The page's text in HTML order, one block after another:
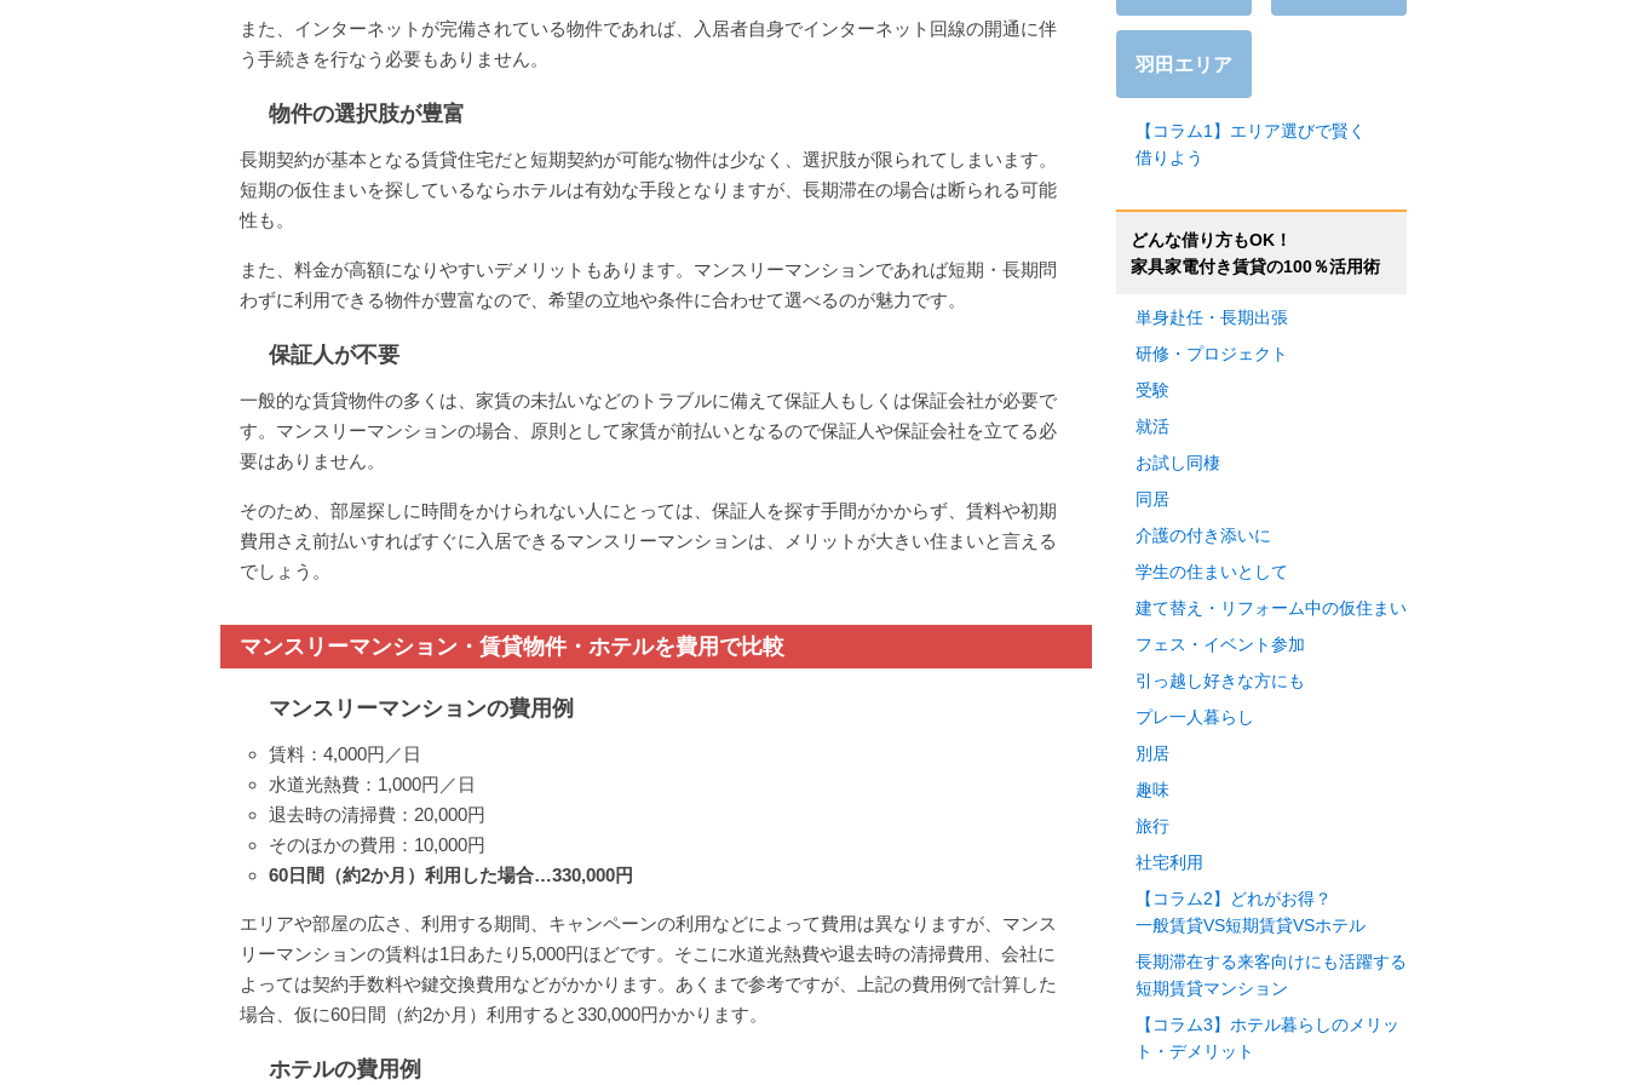
また、インターネットが完備されている物件であれば、入居者自身でインターネット回線の開通に伴
う手続きを行なう必要もありません。
物件の選択肢が豊富
長期契約が基本となる賃貸住宅だと短期契約が可能な物件は少なく、選択肢が限られてしまいます。
短期の仮住まいを探しているならホテルは有効な手段となりますが、長期滞在の場合は断られる可能
性も。
また、料金が高額になりやすいデメリットもあります。マンスリーマンションであれば短期・長期問
わずに利用できる物件が豊富なので、希望の立地や条件に合わせて選べるのが魅力です。
保証人が不要
一般的な賃貸物件の多くは、家賃の未払いなどのトラブルに備えて保証人もしくは保証会社が必要で
す。マンスリーマンションの場合、原則として家賃が前払いとなるので保証人や保証会社を立てる必
要はありません。
そのため、部屋探しに時間をかけられない人にとっては、保証人を探す手間がかからず、賃料や初期
費用さえ前払いすればすぐに入居できるマンスリーマンションは、メリットが大きい住まいと言える
でしょう。
マンスリーマンション・賃貸物件・ホテルを費用で比較
マンスリーマンションの費用例
賃料：4,000円／日
水道光熱費：1,000円／日
退去時の清掃費：20,000円
そのほかの費用：10,000円
60日間（約2か月）利用した場合…330,000円
エリアや部屋の広さ、利用する期間、キャンペーンの利用などによって費用は異なりますが、マンス
リーマンションの賃料は1日あたり5,000円ほどです。そこに水道光熱費や退去時の清掃費用、会社に
よっては契約手数料や鍵交換費用などがかかります。あくまで参考ですが、上記の費用例で計算した
場合、仮に60日間（約2か月）利用すると330,000円かかります。
ホテルの費用例
羽田エリア
【コラム1】エリア選びで賢く
借りよう
どんな借り方もOK！
家具家電付き賃貸の100％活用術
単身赴任・長期出張
研修・プロジェクト
受験
就活
お試し同棲
同居
介護の付き添いに
学生の住まいとして
建て替え・リフォーム中の仮住まい
フェス・イベント参加
引っ越し好きな方にも
プレ一人暮らし
別居
趣味
旅行
社宅利用
【コラム2】どれがお得？
一般賃貸VS短期賃貸VSホテル
長期滞在する来客向けにも活躍する
短期賃貸マンション
【コラム3】ホテル暮らしのメリッ
ト・デメリット